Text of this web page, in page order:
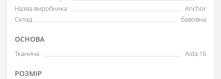
Назва виробника
Anchor
Склад
бавовна
ОСНОВА
Тканина Aida 16
РОЗМІР